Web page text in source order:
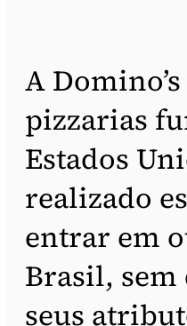
A
pizzarias
Estados
realizado
entrar em
Brasil, sem
seus